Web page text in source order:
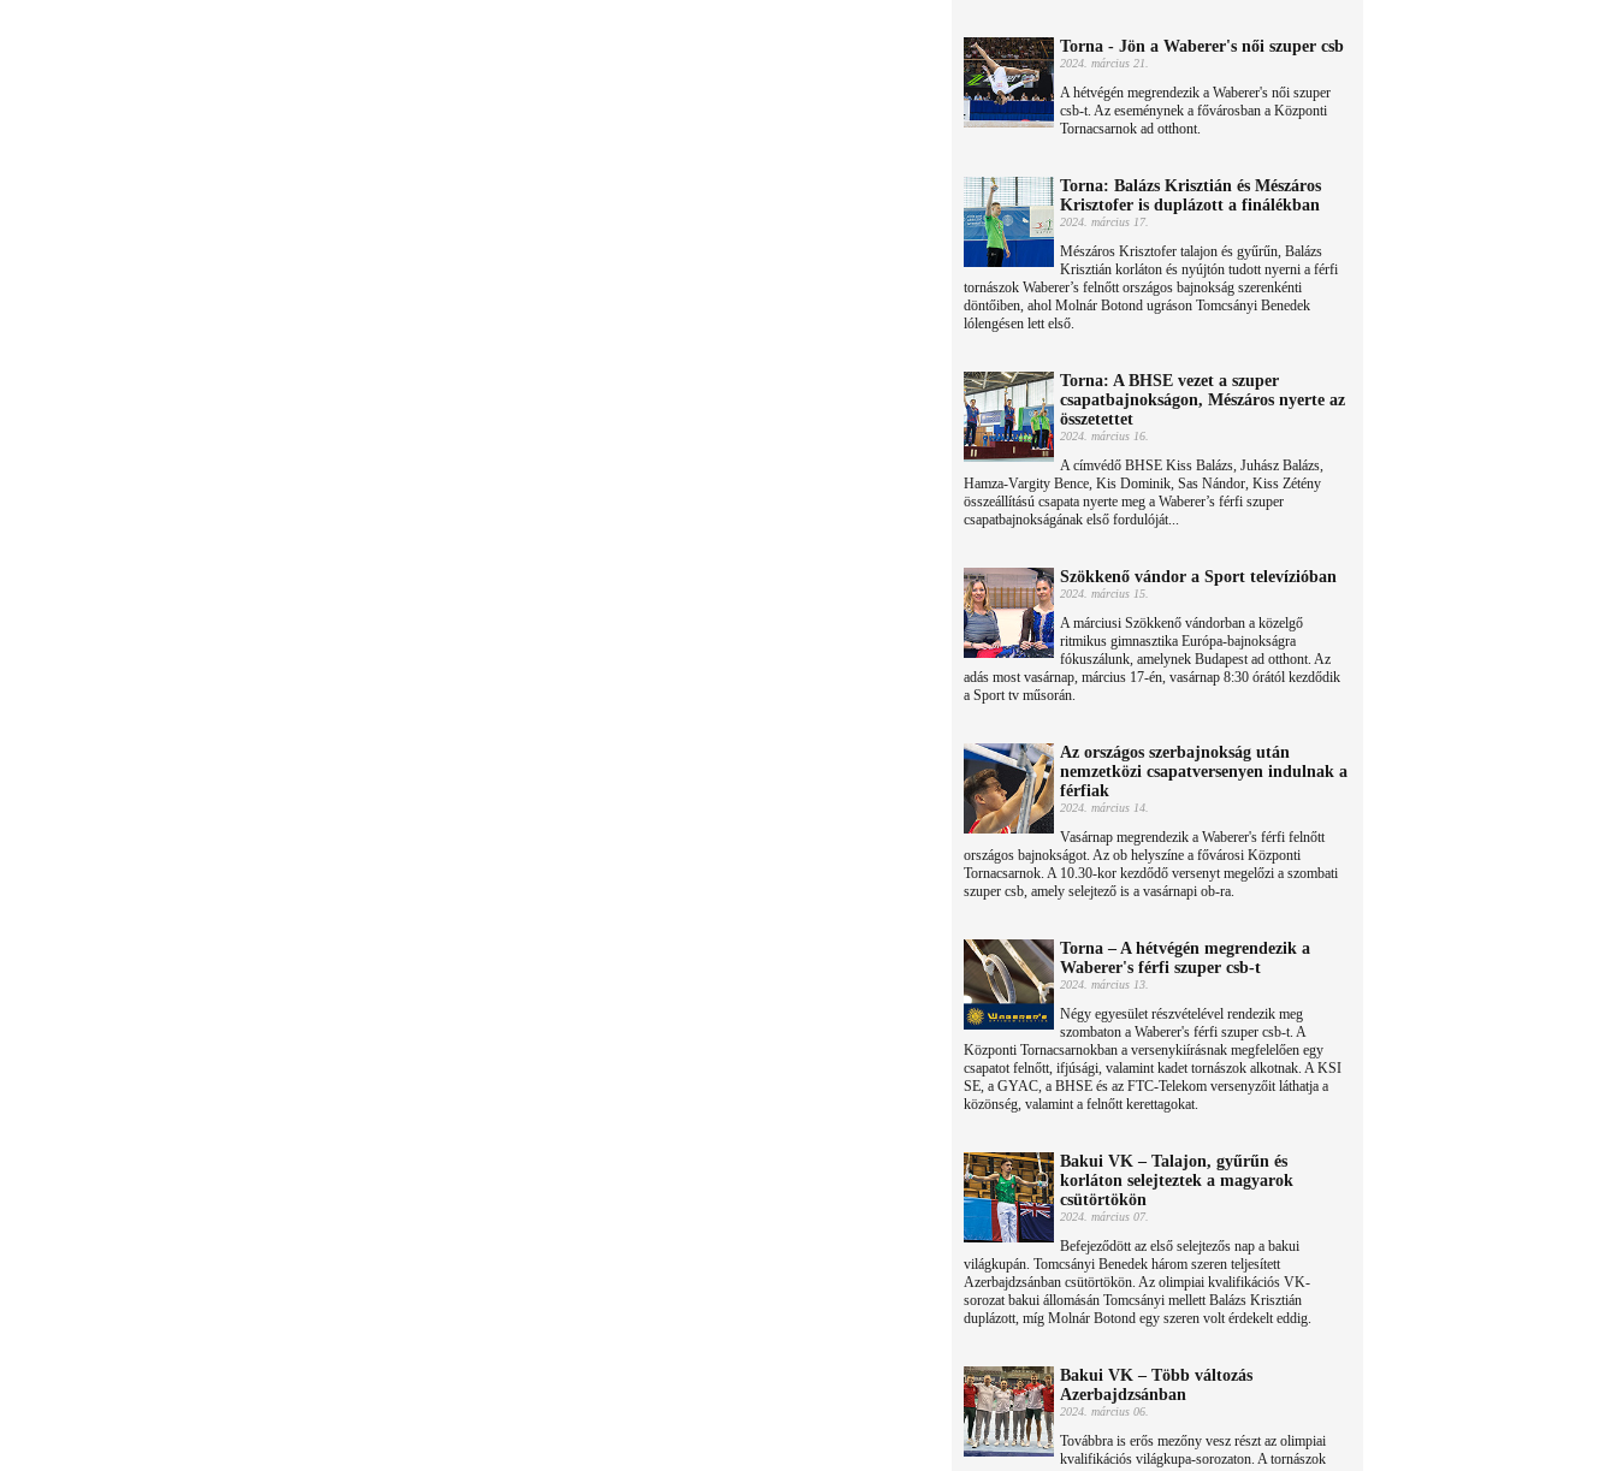
Torna - Jön a Waberer's női szuper csb
2024. március 21.
A hétvégén megrendezik a Waberer's női szuper
csb-t. Az eseménynek a fővárosban a Központi
Tornacsarnok ad otthont.
Torna: Balázs Krisztián és Mészáros
Krisztofer is duplázott a finálékban
2024. március 17.
Mészáros Krisztofer talajon és gyűrűn, Balázs
Krisztián korláton és nyújtón tudott nyerni a férfi
tornászok Waberer’s felnőtt országos bajnokság szerenkénti
döntőiben, ahol Molnár Botond ugráson Tomcsányi Benedek
lólengésen lett első.
Torna: A BHSE vezet a szuper
csapatbajnokságon, Mészáros nyerte az
összetettet
2024. március 16.
A címvédő BHSE Kiss Balázs, Juhász Balázs,
Hamza-Vargity Bence, Kis Dominik, Sas Nándor, Kiss Zétény
összeállítású csapata nyerte meg a Waberer’s férfi szuper
csapatbajnokságának első fordulóját...
Szökkenő vándor a Sport televízióban
2024. március 15.
A márciusi Szökkenő vándorban a közelgő
ritmikus gimnasztika Európa-bajnokságra
fókuszálunk, amelynek Budapest ad otthont. Az
adás most vasárnap, március 17-én, vasárnap 8:30 órától kezdődik
a Sport tv műsorán.
Az országos szerbajnokság után
nemzetközi csapatversenyen indulnak a
férfiak
2024. március 14.
Vasárnap megrendezik a Waberer's férfi felnőtt
országos bajnokságot. Az ob helyszíne a fővárosi Központi
Tornacsarnok. A 10.30-kor kezdődő versenyt megelőzi a szombati
szuper csb, amely selejtező is a vasárnapi ob-ra.
Torna – A hétvégén megrendezik a
Waberer's férfi szuper csb-t
2024. március 13.
Négy egyesület részvételével rendezik meg
szombaton a Waberer's férfi szuper csb-t. A
Központi Tornacsarnokban a versenykiírásnak megfelelően egy
csapatot felnőtt, ifjúsági, valamint kadet tornászok alkotnak. A KSI
SE, a GYAC, a BHSE és az FTC-Telekom versenyzőit láthatja a
közönség, valamint a felnőtt kerettagokat.
Bakui VK – Talajon, gyűrűn és
korláton selejteztek a magyarok
csütörtökön
2024. március 07.
Befejeződött az első selejtezős nap a bakui
világkupán. Tomcsányi Benedek három szeren teljesített
Azerbajdzsánban csütörtökön. Az olimpiai kvalifikációs VK-
sorozat bakui állomásán Tomcsányi mellett Balázs Krisztián
duplázott, míg Molnár Botond egy szeren volt érdekelt eddig.
Bakui VK – Több változás
Azerbajdzsánban
2024. március 06.
Továbbra is erős mezőny vesz részt az olimpiai
kvalifikációs világkupa-sorozaton. A tornászok